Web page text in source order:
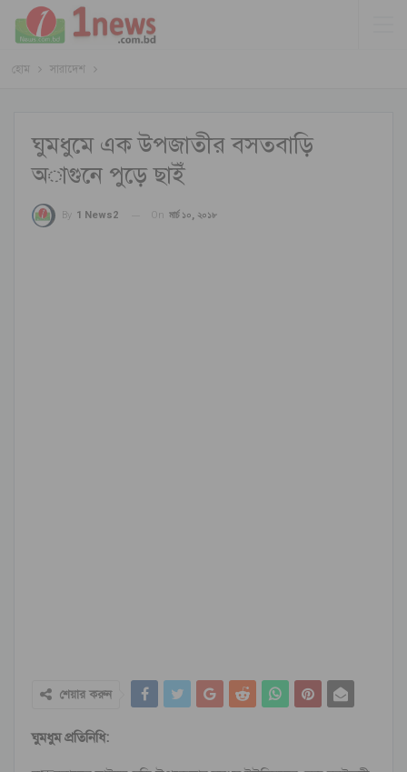
হোম সারাদেশ
ঘুমধুমে এক উপজাতীর বসতবাড়ি
অাগুনে পুড়ে ছাইঁ
By 1 News2 On মার্চ ১০, ২০১৮
শেয়ার করুন
ঘুমধুম প্রতিনিধি: